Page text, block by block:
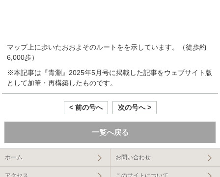
マップ上に歩いたおおよそのルートをを示しています。（徒歩約
6,000歩）
※本記事は『青淵』2025年5月号に掲載した記事をウェブサイト版
として加筆・再構築したものです。
< 前の号へ 次の号へ >
一覧へ戻る
ホーム お問い合わせ
アクセス このサイトについて